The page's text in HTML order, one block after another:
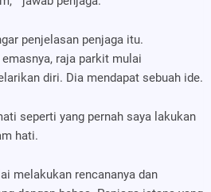
penjelasan penjaga itu.
raja parkit mulai
diri. Dia mendapat sebuah ide.
seperti yang pernah saya lakukan
hati.
melakukan rencananya dan